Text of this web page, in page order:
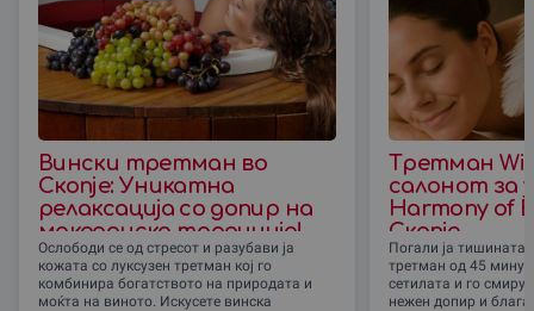
Вински третман во
Скопjе: Уникатна
релаксација со допир на
македонска традиција!
Ослободи се од стресот и разубави ја
кожата со луксузен третман кој го
комбинира богатството на природата и
моќта на виното. Искусете винска
Третман
салонот за
Harmony of
Скопје
Погали ја тишината
третман од 45
сетилата и го
нежен допир и